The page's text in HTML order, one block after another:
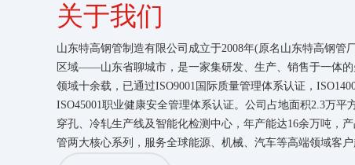
关于我们
山东特高钢管制造有限公司成立于2008年(原名山东特高钢管
区域——山东省聊城市，是一家集研发、生产、销售于一体
领域十余载，已通过ISO9001国际质量管理体系认证，
ISO45001职业健康安全管理体系认证。公司占地面积2.3万平
穿孔、冷轧生产线及智能化检测中心，年产能达16余万吨，
管两大核心系列，服务全球能源、机械、汽车等高端领域客户